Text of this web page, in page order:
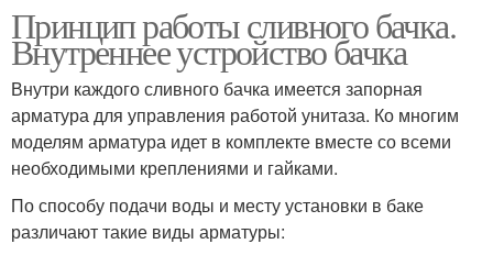
Принцип работы сливного бачка.
Внутреннее устройство бачка
Внутри каждого сливного бачка имеется запорная
арматура для управления работой унитаза. Ко многим
моделям арматура идет в комплекте вместе со всеми
необходимыми креплениями и гайками.
По способу подачи воды и месту установки в баке
различают такие виды арматуры: